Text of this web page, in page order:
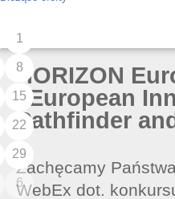
1
8
15
22
29
6
HORIZON
“European
Pathfinder
Zachęcamy
WebEx dot.